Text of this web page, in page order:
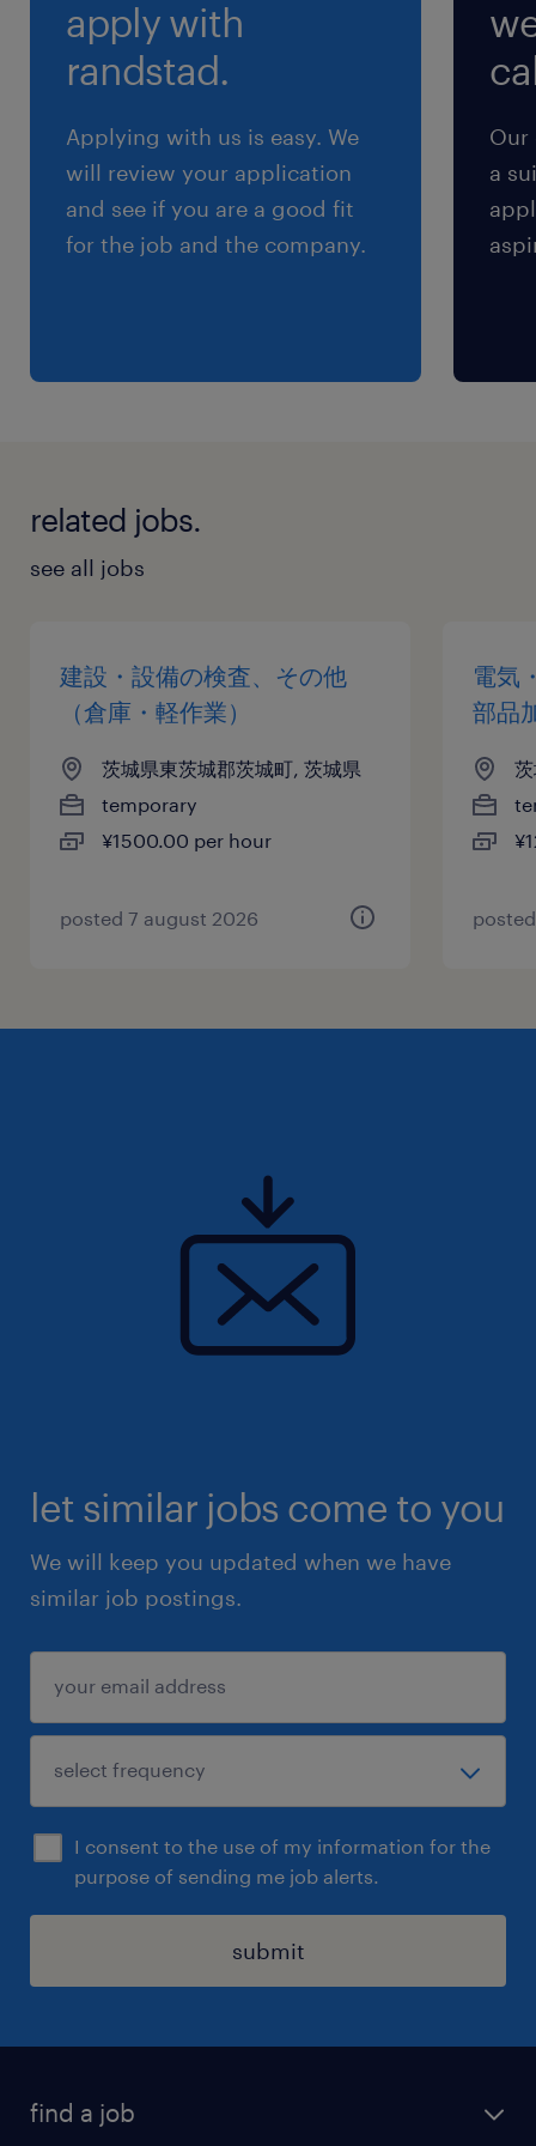
（3）20:30-5:30（実働8時間00分・休憩60分）
（4）20:30-6:30（実働9時間00分・休憩60分）
※月単位での変形労働制。
35時間～45時間程度／月
apply with
randstad.
Applying with us is easy. We
will review your application
and see if you are a good fit
for the job and the company.
Our
a
related jobs.
see all jobs
建設・設備の検査、その他
（倉庫・軽作業）
茨城県東茨城郡茨城町, 茨城県
temporary
¥1500.00 per hour
posted 7 august 2026
電気
部品
let similar jobs come to you
We will keep you updated when we have
similar job postings.
I consent to the use of my information for the
purpose of sending me job alerts.
submit
find a job